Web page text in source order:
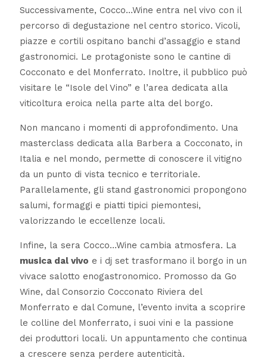
Successivamente, Cocco…Wine entra nel vivo con il
percorso di degustazione nel centro storico. Vicoli,
piazze e cortili ospitano banchi d’assaggio e stand
gastronomici. Le protagoniste sono le cantine di
Cocconato e del Monferrato. Inoltre, il pubblico può
visitare le “Isole del Vino” e l’area dedicata alla
viticoltura eroica nella parte alta del borgo.
Non mancano i momenti di approfondimento. Una
masterclass dedicata alla Barbera a Cocconato, in
Italia e nel mondo, permette di conoscere il vitigno
da un punto di vista tecnico e territoriale.
Parallelamente, gli stand gastronomici propongono
salumi, formaggi e piatti tipici piemontesi,
valorizzando le eccellenze locali.
Infine, la sera Cocco…Wine cambia atmosfera. La
musica dal vivo e i dj set trasformano il borgo in un
vivace salotto enogastronomico. Promosso da Go
Wine, dal Consorzio Cocconato Riviera del
Monferrato e dal Comune, l’evento invita a scoprire
le colline del Monferrato, i suoi vini e la passione
dei produttori locali. Un appuntamento che continua
a crescere senza perdere autenticità.